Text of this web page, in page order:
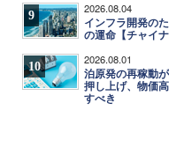
9 2026.08.04
インフラ開発の
の運命【チャイ
10 2026.08.01
泊原発の再稼動
押し上げ、物価
すべき